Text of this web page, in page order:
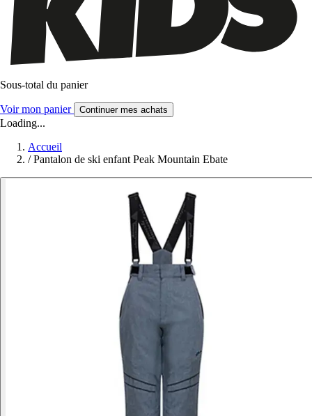
Sous-total du panier
Voir mon panier Continuer mes achats
Loading...
Accueil
/ Pantalon de ski enfant Peak Mountain Ebate